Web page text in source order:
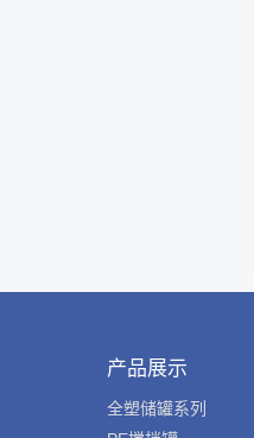
产品展示
全塑储罐系列